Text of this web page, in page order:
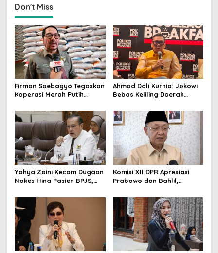
Don't Miss
Firman Soebagyo Tegaskan
Koperasi Merah Putih
Distributor Pupuk
Bersubsidi
Ahmad Doli Kurnia: Jokowi
Bebas Keliling Daerah
Berjalan Sepanjang Waktu
Yahya Zaini Kecam Dugaan
Nakes Hina Pasien BPJS,
Rumah Sakit
Komisi XII DPR Apresiasi
Prabowo dan Bahlil,
Non-Subsidi Dinilai Tepat